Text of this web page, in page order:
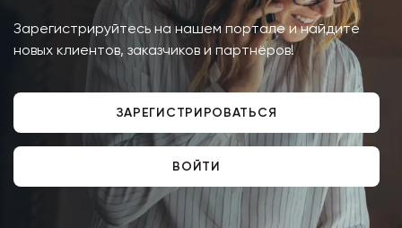
Зарегистрируйтесь на нашем портале и найдите
новых клиентов, заказчиков и партнёров!
ЗАРЕГИСТРИРОВАТЬСЯ
ВОЙТИ